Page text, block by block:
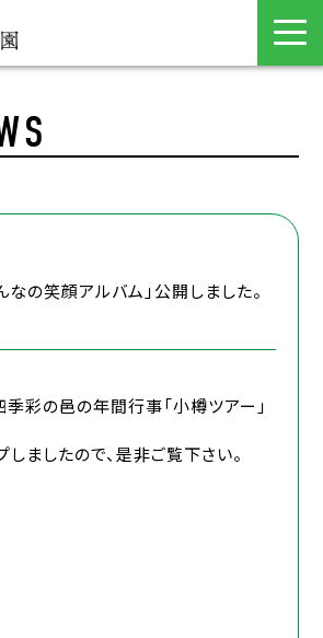
なの笑顔アルバム」公開しました。
彩の邑の年間行事「小樽ツアー」
ましたので、是非ご覧下さい。